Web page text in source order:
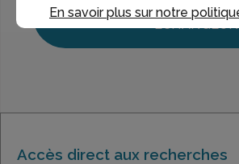
UNE
ÉCHANGEONS
Accès direct aux recherches
En savoir plus sur notre